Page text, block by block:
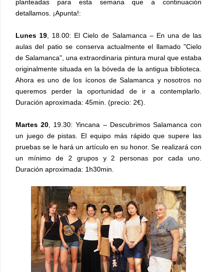
planteadas para esta semana que a continuación
detallamos. ¡Apunta!:
Lunes 19 , 18.00: El Cielo de Salamanca – En una de las
aulas del patio se conserva actualmente el llamado "Cielo
de Salamanca", una extraordinaria pintura mural que estaba
originalmente situada en la bóveda de la antigua biblioteca.
Ahora es uno de los íconos de Salamanca y nosotros no
queremos perder la oportunidad de ir a contemplarlo.
Duración aproximada: 45min. (precio: 2€).
Martes 20 , 19.30: Yincana – Descubrimos Salamanca con
un juego de pistas. El equipo más rápido que supere las
pruebas se le hará un artículo en su honor. Se realizará con
un mínimo de 2 grupos y 2 personas por cada uno.
Duración aproximada: 1h30min.